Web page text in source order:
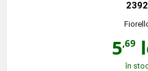
2392
5,69
în